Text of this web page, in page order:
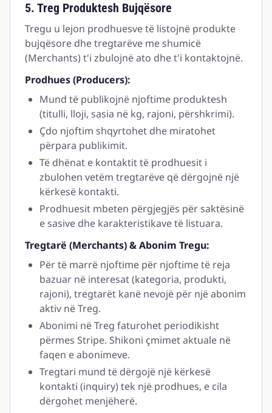
5. Treg Produktesh Bujqësore
Tregu u lejon prodhuesve të listojnë produkte
bujqësore dhe tregtarëve me shumicë
(Merchants) t'i zbulojnë ato dhe t'i kontaktojnë.
Prodhues (Producers):
Mund të publikojnë njoftime produktesh
(titulli, lloji, sasia në kg, rajoni, përshkrimi).
Çdo njoftim shqyrtohet dhe miratohet
përpara publikimit.
Të dhënat e kontaktit të prodhuesit i
zbulohen vetëm tregtarëve që dërgojnë një
kërkesë kontakti.
Prodhuesit mbeten përgjegjës për saktësinë
e sasive dhe karakteristikave të listuara.
Tregtarë (Merchants) & Abonim Tregu:
Për të marrë njoftime për njoftime të reja
bazuar në interesat (kategoria, produkti,
rajoni), tregtarët kanë nevojë për një abonim
aktiv në Treg.
Abonimi në Treg faturohet periodikisht
përmes Stripe. Shikoni çmimet aktuale në
faqen e abonimeve.
Tregtari mund të dërgojë një kërkesë
kontakti (inquiry) tek një prodhues, e cila
dërgohet menjëherë.